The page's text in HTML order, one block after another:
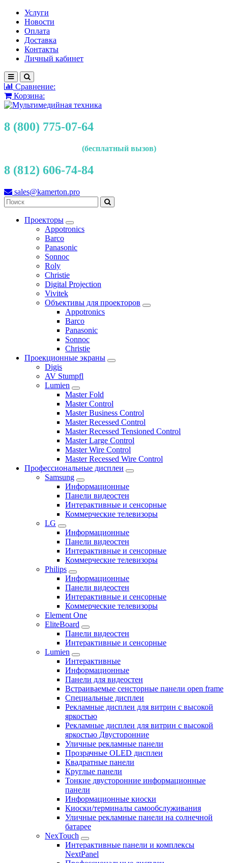
Услуги
Новости
Оплата
Доставка
Контакты
Личный кабинет
Сравнение:
Корзина:
8 (800) 775-07-64
(бесплатный вызов)
8 (812) 606-74-84
sales@kamerton.pro
Проекторы
Appotronics
Barco
Panasonic
Sonnoc
Roly
Christie
Digital Projection
Vivitek
Объективы для проекторов
Appotronics
Barco
Panasonic
Sonnoc
Сhristie
Проекционные экраны
Digis
AV Stumpfl
Lumien
Master Fold
Master Control
Master Business Control
Master Recessed Control
Master Recessed Tensioned Control
Master Large Control
Master Wire Control
Master Recessed Wire Control
Профессиональные дисплеи
Samsung
Информационные
Панели видеостен
Интерактивные и сенсорные
Коммерческие телевизоры
LG
Информационные
Панели видеостен
Интерактивные и сенсорные
Коммерческие телевизоры
Philips
Информационные
Панели видеостен
Интерактивные и сенсорные
Коммерческие телевизоры
Element One
EliteBoard
Панели видеостен
Интерактивные и сенсорные
Lumien
Интерактивные
Информационные
Панели для видеостен
Встраиваемые сенсторные панели open frame
Специальные дисплеи
Рекламные дисплеи для витрин с высокой
яркостью
Рекламные дисплеи для витрин с высокой
яркостью Двусторонние
Уличные рекламные панели
Прозрачные OLED дисплеи
Квадратные панели
Круглые панели
Тонкие двусторонние информационные
панели
Информационные киоски
Киоски/терминалы самообслуживания
Уличные рекламные панели на солнечной
батарее
NexTouch
Интерактивные панели и комплексы
NextPanel